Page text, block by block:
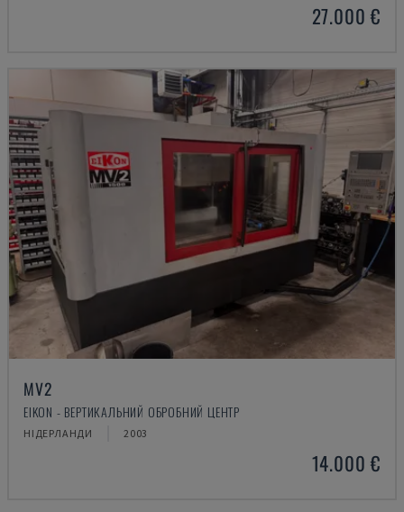
27.000 €
MV2
EIKON - ВЕРТИКАЛЬНИЙ ОБРОБНИЙ ЦЕНТР
НІДЕРЛАНДИ 2003
14.000 €